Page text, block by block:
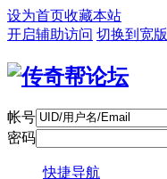
设为首页收藏本站
开启辅助访问 切换到宽版
帐号
密码
快捷导航